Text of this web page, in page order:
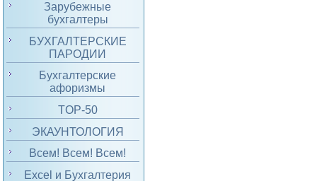
Зарубежные
бухгалтеры
БУХГАЛТЕРСКИЕ
ПАРОДИИ
Бухгалтерские
афоризмы
TOP-50
ЭКАУНТОЛОГИЯ
Всем! Всем! Всем!
Excel и Бухгалтерия